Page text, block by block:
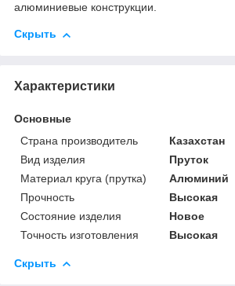
алюминиевые конструкции.
Скрыть
Характеристики
Основные
Страна производитель
Казахстан
Вид изделия
Пруток
Материал круга (прутка)
Алюминий
Прочность
Высокая
Состояние изделия
Новое
Точность изготовления
Высокая
Скрыть